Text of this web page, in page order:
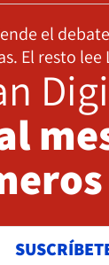
el
El resto lee